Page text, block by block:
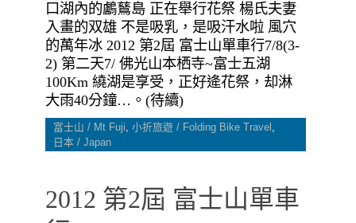
口湖內的鸕鶿島 正在舉行花祭 楊氏夫妻
入畫的双雄 不是吸乳，是吸汗水啦 風穴
的萬年冰 2012 第2屆 富士山單車行7/8(3-
2) 第二天7/ 佛光山本栖寺~富士五湖
100Km 繞湖是享受，正好逄花祭，却淋
大雨40分鐘…。(待續)
富士山 / Mt Fuji, 小折旅遊 / Folding Bike Travel ,
日本 / Japan
2012 第2屆 富士山單車